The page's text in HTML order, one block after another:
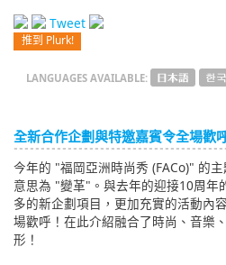
Tweet
推到 Plurk!
LANGUAGES AVAILABLE:
全新合作企劃與特邀嘉賓令全場歡
今年的 "福岡亞洲時尚秀 (FACo)" 的
意思為 "變革"。與去年的迎接10周年
多的新企劃項目，更加充實的活動內
場歡呼！在此介紹融合了時尚、音樂
形！